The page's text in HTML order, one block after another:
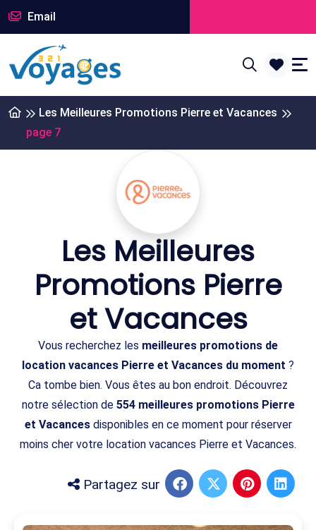
Email
Les Meilleures Promotions Pierre et Vacances
page 7
Les Meilleures
Promotions Pierre
et Vacances
Vous recherchez les meilleures promotions de
location vacances Pierre et Vacances du moment ?
Ca tombe bien. Vous êtes au bon endroit. Découvrez
notre sélection de 554 meilleures promotions Pierre
et Vacancesdisponibles en ce moment pour réserver
moins cher votre location vacances Pierre et Vacances.
Partagez sur